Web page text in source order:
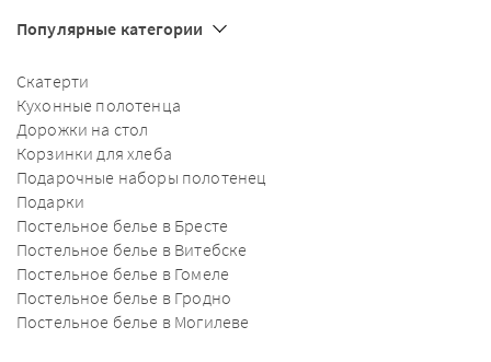
Популярные категории
Скатерти
Кухонные полотенца
Дорожки на стол
Корзинки для хлеба
Подарочные наборы полотенец
Подарки
Постельное белье в Бресте
Постельное белье в Витебске
Постельное белье в Гомеле
Постельное белье в Гродно
Постельное белье в Могилеве